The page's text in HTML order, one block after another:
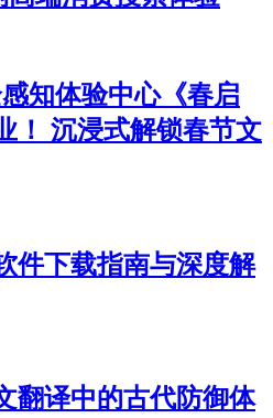
知体验中心《春启
！ 沉浸式解锁春节文
件下载指南与深度解
翻译中的古代防御体